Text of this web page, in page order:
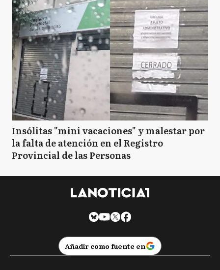
Insólitas "mini vacaciones" y malestar por
la falta de atención en el Registro
Provincial de las Personas
Añadir como fuente en